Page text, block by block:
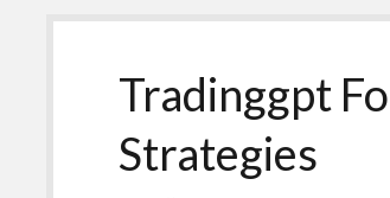
Sandwich
Tradinggpt
Strategies